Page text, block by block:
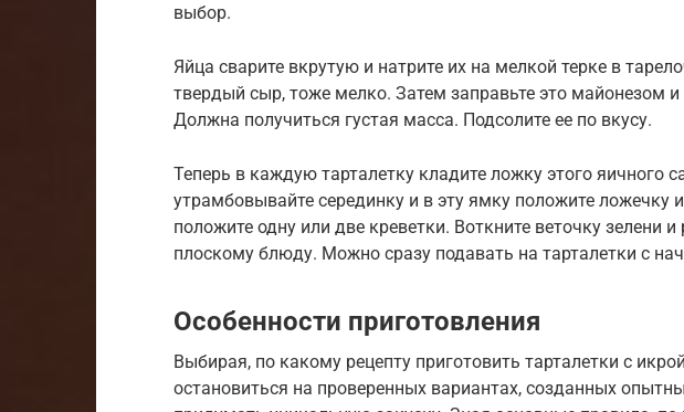
выбор.
Яйца сварите вкрутую и натрите их на мелкой терке в
твердый сыр, тоже мелко. Затем заправьте это майонезом
Должна получиться густая масса. Подсолите ее по вкусу.
Теперь в каждую тарталетку кладите ложку этого яичного
утрамбовывайте серединку и в эту ямку положите ложечку
положите одну или две креветки. Воткните веточку зелени
плоскому блюду. Можно сразу подавать на тарталетки с
Особенности приготовления
Выбирая, по какому рецепту приготовить тарталетки с
остановиться на проверенных вариантах, созданных